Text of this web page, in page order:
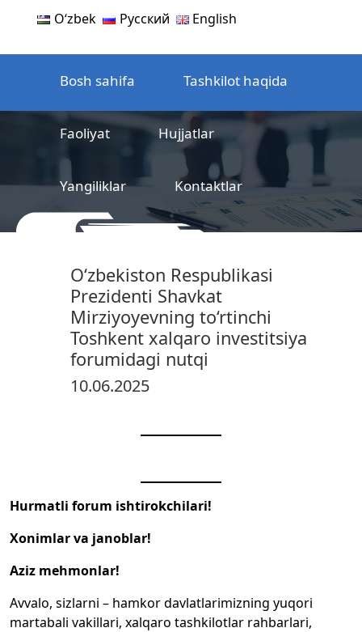
Oʻzbek Русский English
Bosh sahifa Tashkilot haqida
Faoliyat Hujjatlar
Yangiliklar Kontaktlar
sertifikatlashtirish markazi
O‘zbekiston Respublikasi
Prezidenti Shavkat
Mirziyoyevning to‘rtinchi
Toshkent xalqaro investitsiya
forumidagi nutqi
10.06.2025
Hurmatli forum ishtirokchilari!
Xonimlar va janoblar!
Aziz mehmonlar!
Avvalo, sizlarni – hamkor davlatlarimizning yuqori
martabali vakillari, xalqaro tashkilotlar rahbarlari,